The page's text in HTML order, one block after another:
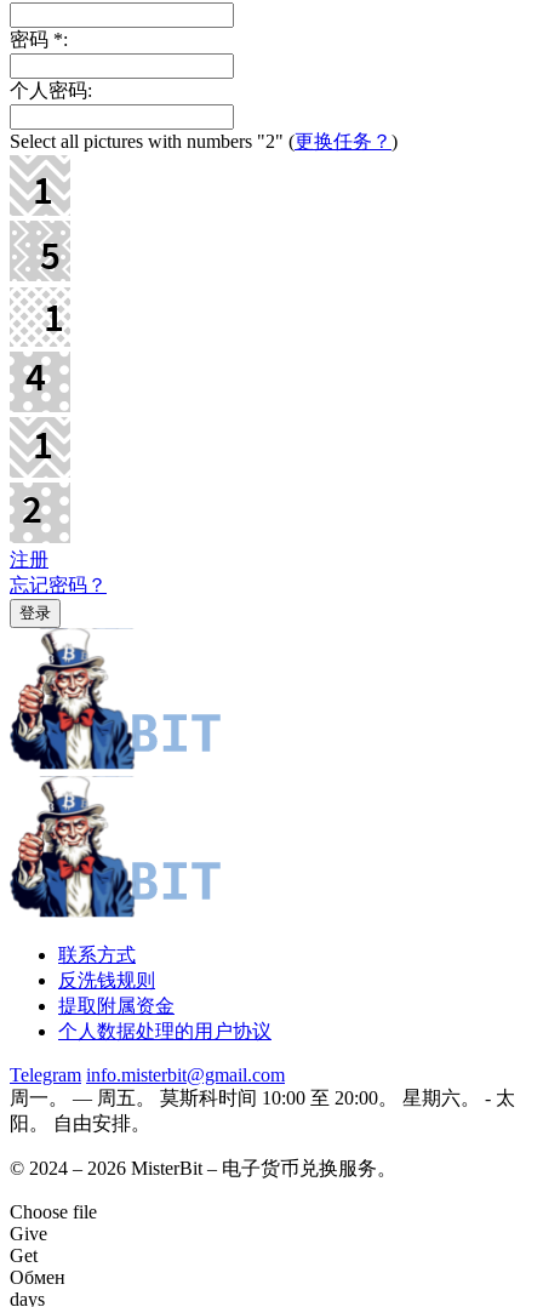
密码 *:
个人密码:
Select all pictures with numbers "2" (更换任务？ )
注册
忘记密码？
联系方式
反洗钱规则
提取附属资金
个人数据处理的用户协议
Telegram info.misterbit@gmail.com
周一。 — 周五。 莫斯科时间 10:00 至 20:00。 星期六。 - 太
阳。 自由安排。
© 2024 – 2026 MisterBit – 电子货币兑换服务。
Choose file
Give
Get
Обмен
days